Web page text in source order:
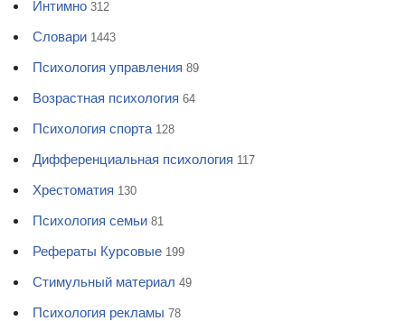
Интимно 312
Словари 1443
Психология управления 89
Возрастная психология 64
Психология спорта 128
Дифференциальная психология 117
Хрестоматия 130
Психология семьи 81
Рефераты Курсовые 199
Стимульный материал 49
Психология рекламы 78